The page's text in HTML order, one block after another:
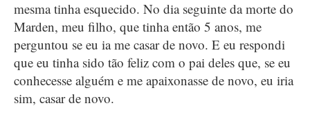
mesma tinha esquecido. No dia seguinte da morte do
Marden, meu filho, que tinha então 5 anos, me
perguntou se eu ia me casar de novo. E eu respondi
que eu tinha sido tão feliz com o pai deles que, se eu
conhecesse alguém e me apaixonasse de novo, eu iria
sim, casar de novo.